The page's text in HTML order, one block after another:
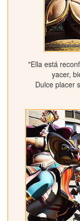
"Ella está
yacer,
Dulce placer